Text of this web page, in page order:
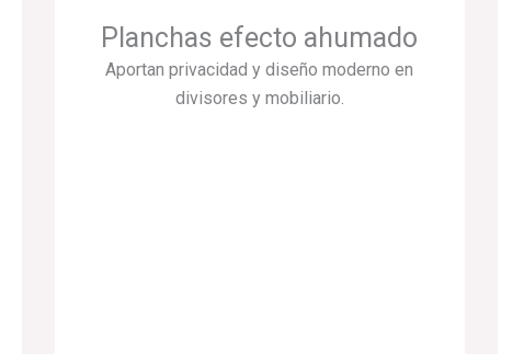
Planchas efecto ahumado
Aportan privacidad y diseño moderno en
divisores y mobiliario.